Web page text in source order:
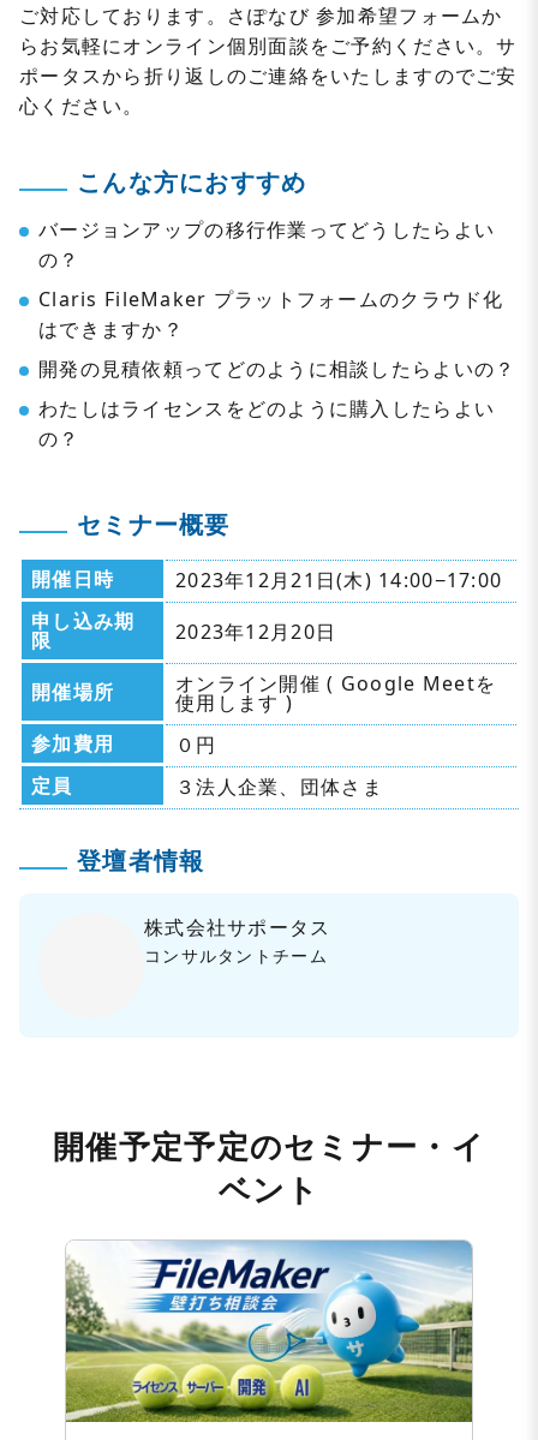
ご対応しております。さぽなび 参加希望フォームか
らお気軽にオンライン個別面談をご予約ください。サ
ポータスから折り返しのご連絡をいたしますのでご安
心ください。
こんな方におすすめ
バージョンアップの移行作業ってどうしたらよい
の？
Claris FileMaker プラットフォームのクラウド化
はできますか？
開発の見積依頼ってどのように相談したらよいの？
わたしはライセンスをどのように購入したらよい
の？
セミナー概要
開催日時
2023年12月21日(木) 14:00−17:00
申し込み期
限 2023年12月20日
開催場所 オンライン開催 ( Google Meetを
使用します )
参加費用
０円
定員
３法人企業、団体さま
登壇者情報
株式会社サポータス
コンサルタントチーム
開催予定予定のセミナー・イ
ベント